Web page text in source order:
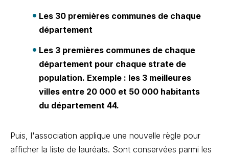
Les 30 premières communes de chaque
département
Les 3 premières communes de chaque
département pour chaque strate de
population. Exemple : les 3 meilleures
villes entre 20 000 et 50 000 habitants
du département 44.
Puis, l'association applique une nouvelle règle pour
afficher la liste de lauréats. Sont conservées parmi les